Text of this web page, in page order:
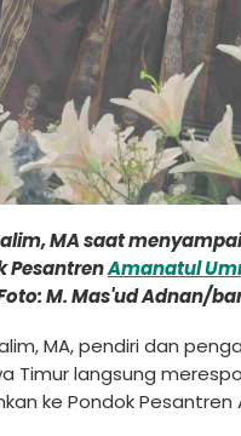
MA saat
PesantrenAmanatul
M. Mas'ud Adnan/
MA, pendiri dan
Timur langsung
ke Pondok